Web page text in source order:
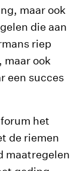
maar ook
die aan
riep
ook
een succes
het
de riemen
maatregelen